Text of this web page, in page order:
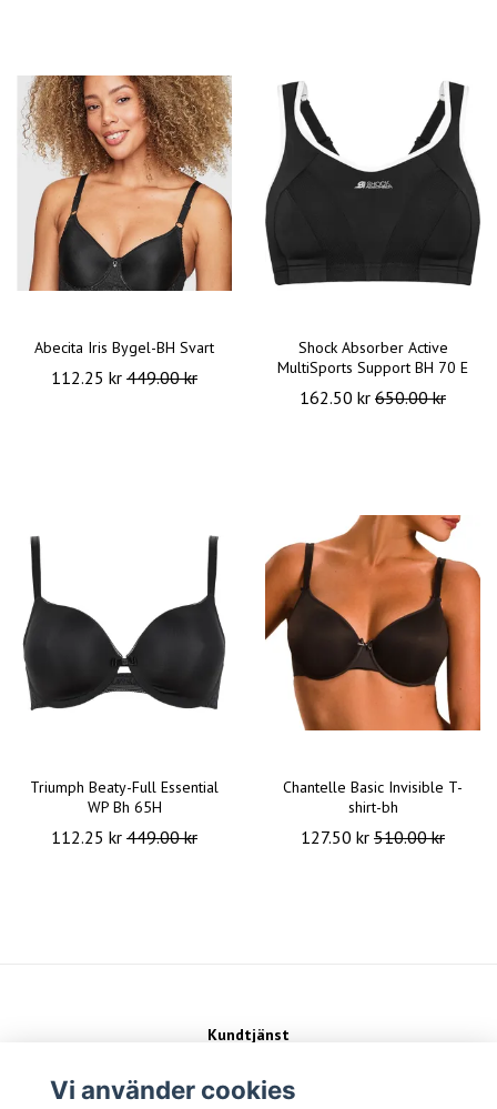
Abecita Iris Bygel-BH Svart
112.25 kr 449.00 kr
Shock Absorber Active
MultiSports Support BH 70 E
162.50 kr 650.00 kr
Triumph Beaty-Full Essential
WP Bh 65H
112.25 kr 449.00 kr
Chantelle Basic Invisible T-
shirt-bh
127.50 kr 510.00 kr
Kundtjänst
Köpvillkor
Vi använder cookies